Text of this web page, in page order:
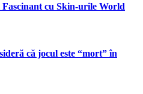
cu Skin-urile World
că jocul este “mort” în